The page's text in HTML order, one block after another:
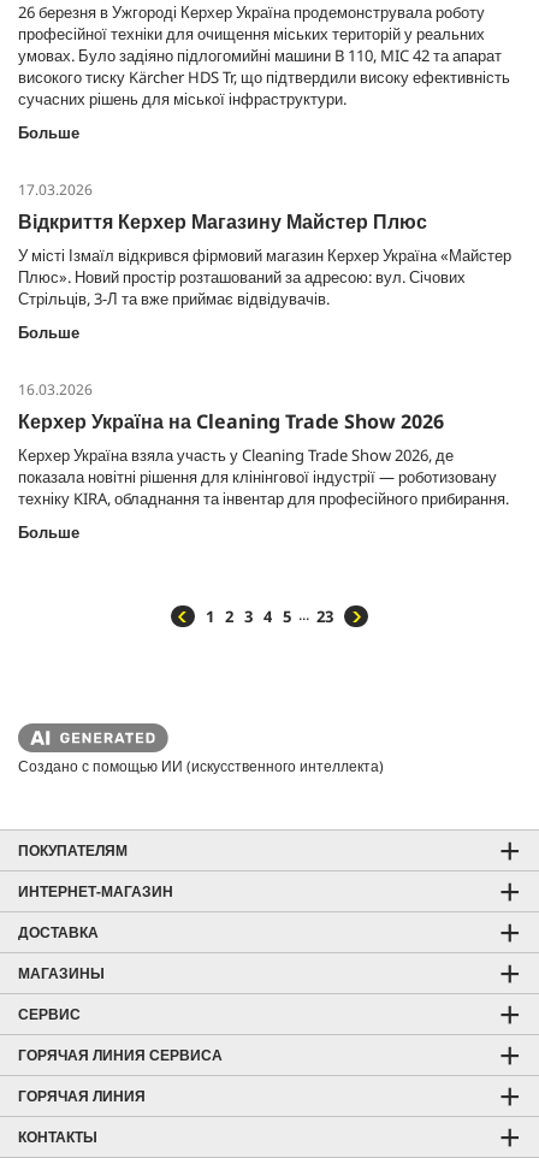
26 березня в Ужгороді Керхер Україна продемонструвала роботу
професійної техніки для очищення міських територій у реальних
умовах. Було задіяно підлогомийні машини B 110, MIC 42 та апарат
високого тиску Kärcher HDS Tr, що підтвердили високу ефективність
сучасних рішень для міської інфраструктури.
Больше
17.03.2026
Відкриття Керхер Магазину Майстер Плюс
У місті Ізмаїл відкрився фірмовий магазин Керхер Україна «Майстер
Плюс». Новий простір розташований за адресою: вул. Січових
Стрільців, 3-Л та вже приймає відвідувачів.
Больше
16.03.2026
Керхер Україна на Cleaning Trade Show 2026
Керхер Україна взяла участь у Cleaning Trade Show 2026, де
показала новітні рішення для клінінгової індустрії — роботизовану
техніку KIRA, обладнання та інвентар для професійного прибирання.
Больше
1 2 3 4 5 ... 23
Создано с помощью ИИ (искусственного интеллекта)
ПОКУПАТЕЛЯМ
ИНТЕРНЕТ-МАГАЗИН
ДОСТАВКА
МАГАЗИНЫ
СЕРВИС
ГОРЯЧАЯ ЛИНИЯ СЕРВИСА
ГОРЯЧАЯ ЛИНИЯ
КОНТАКТЫ